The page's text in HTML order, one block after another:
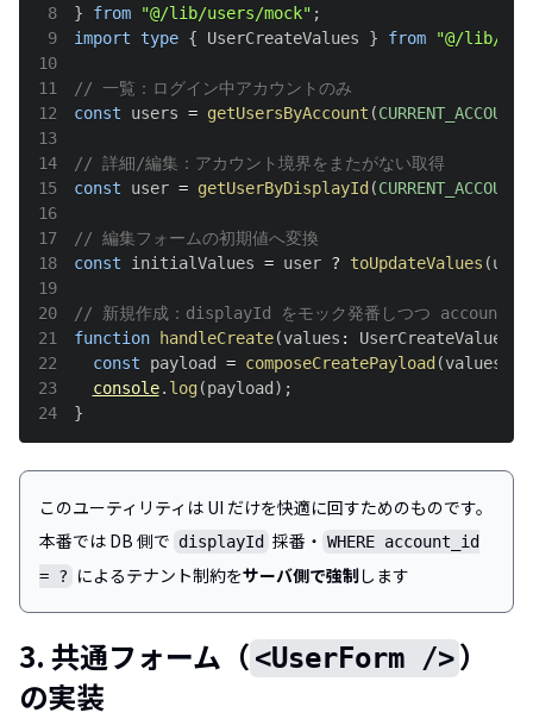
8
} from "@/lib/users/mock" ;
9
import type { UserCreateValues } from
"@/lib/
10
11
// 一覧：ログイン中アカウントのみ
12
const users = getUsersByAccount (
13
14
// 詳細/編集：アカウント境界をまたがない取得
15
const user = getUserByDisplayId (
16
17
// 編集フォームの初期値へ変換
18
const initialValues = user ? toUpdateValues (user
19
20
// 新規作成：displayId をモック発番しつつ
21
function handleCreate(values : UserCreateValues
22
const payload = composeCreatePayload (values
23
console. log(payload ) ;
24
}
このユーティリティは UI だけを快適に回すためのものです。
本番では DB 側で displayId 採番・ WHERE account_id
= ?
によるテナント制約をサーバ側で強制します
3. 共通フォーム（ <UserForm />）
の実装